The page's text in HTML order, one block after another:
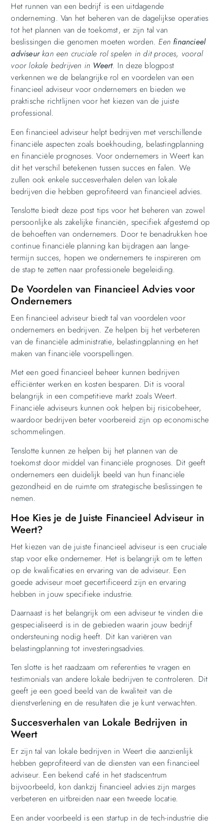
Het runnen van een bedrijf is een uitdagende
onderneming. Van het beheren van de dagelijkse operaties
tot het plannen van de toekomst, er zijn tal van
beslissingen die genomen moeten worden. Een financieel
adviseurkan een cruciale rol spelen in dit proces, vooral
voor lokale bedrijven in Weert. In deze blogpost
verkennen we de belangrijke rol en voordelen van een
financieel adviseur voor ondernemers en bieden we
praktische richtlijnen voor het kiezen van de juiste
professional.
Een financieel adviseur helpt bedrijven met verschillende
financiële aspecten zoals boekhouding, belastingplanning
en financiële prognoses. Voor ondernemers in Weert kan
dit het verschil betekenen tussen succes en falen. We
zullen ook enkele succesverhalen delen van lokale
bedrijven die hebben geprofiteerd van financieel advies.
Tenslotte biedt deze post tips voor het beheren van zowel
persoonlijke als zakelijke financiën, specifiek afgestemd op
de behoeften van ondernemers. Door te benadrukken hoe
continue financiële planning kan bijdragen aan lange-
termijn succes, hopen we ondernemers te inspireren om
de stap te zetten naar professionele begeleiding.
De Voordelen van Financieel Advies voor
Ondernemers
Een financieel adviseur biedt tal van voordelen voor
ondernemers en bedrijven. Ze helpen bij het verbeteren
van de financiële administratie, belastingplanning en het
maken van financiële voorspellingen.
Met een goed financieel beheer kunnen bedrijven
efficiënter werken en kosten besparen. Dit is vooral
belangrijk in een competitieve markt zoals Weert.
Financiële adviseurs kunnen ook helpen bij risicobeheer,
waardoor bedrijven beter voorbereid zijn op economische
schommelingen.
Tenslotte kunnen ze helpen bij het plannen van de
toekomst door middel van financiële prognoses. Dit geeft
ondernemers een duidelijk beeld van hun financiële
gezondheid en de ruimte om strategische beslissingen te
nemen.
Hoe Kies je de Juiste Financieel Adviseur in
Weert?
Het kiezen van de juiste financieel adviseur is een cruciale
stap voor elke ondernemer. Het is belangrijk om te letten
op de kwalificaties en ervaring van de adviseur. Een
goede adviseur moet gecertificeerd zijn en ervaring
hebben in jouw specifieke industrie.
Daarnaast is het belangrijk om een adviseur te vinden die
gespecialiseerd is in de gebieden waarin jouw bedrijf
ondersteuning nodig heeft. Dit kan variëren van
belastingplanning tot investeringsadvies.
Ten slotte is het raadzaam om referenties te vragen en
testimonials van andere lokale bedrijven te controleren. Dit
geeft je een goed beeld van de kwaliteit van de
dienstverlening en de resultaten die je kunt verwachten.
Succesverhalen van Lokale Bedrijven in
Weert
Er zijn tal van lokale bedrijven in Weert die aanzienlijk
hebben geprofiteerd van de diensten van een financieel
adviseur. Een bekend café in het stadscentrum
bijvoorbeeld, kon dankzij financieel advies zijn marges
verbeteren en uitbreiden naar een tweede locatie.
Een ander voorbeeld is een startup in de tech-industrie die